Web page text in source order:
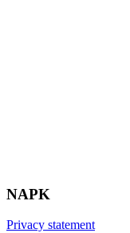
NAPK
Privacy statement